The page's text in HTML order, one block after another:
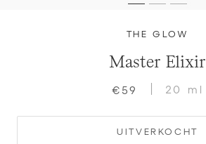
THE GLOW
Master Elixir
€59 20 ml
UITVERKOCHT